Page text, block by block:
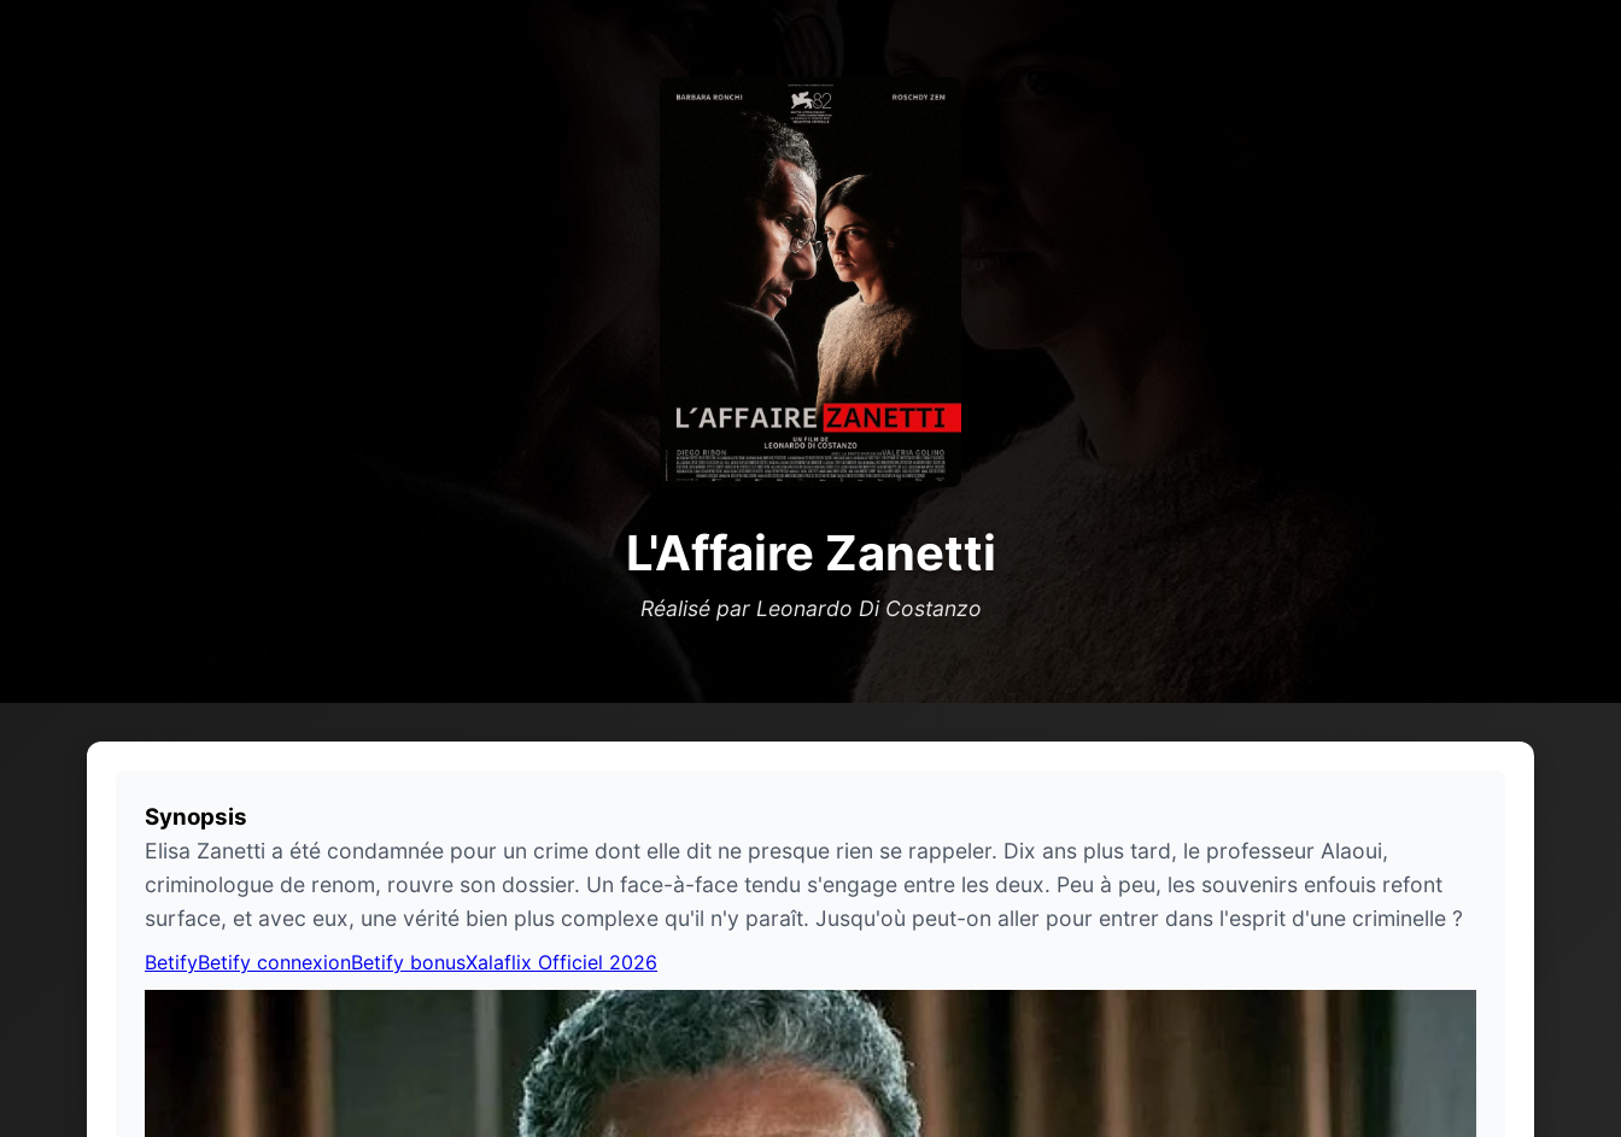
L'Affaire Zanetti
Réalisé par Leonardo Di Costanzo
Synopsis
Elisa Zanetti a été condamnée pour un crime dont elle dit ne presque rien se rappeler. Dix ans plus tard, le professeur Alaoui,
criminologue de renom, rouvre son dossier. Un face-à-face tendu s'engage entre les deux. Peu à peu, les souvenirs enfouis refont
surface, et avec eux, une vérité bien plus complexe qu'il n'y paraît. Jusqu'où peut-on aller pour entrer dans l'esprit d'une criminelle ?
BetifyBetify connexionBetify bonusXalaflix Officiel 2026